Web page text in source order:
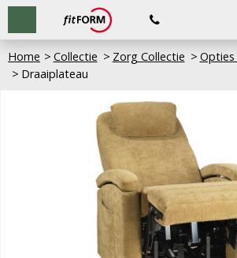
Home Collectie Zorg Collectie
Opties
Draaiplateau